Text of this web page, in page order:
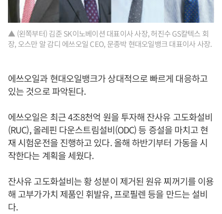
▲ (왼쪽부터) 김준 SK이노베이션 대표이사 사장, 허진수 GS칼텍스 회
장, 오스만 알 감디 에쓰오일 CEO, 문종박 현대오일뱅크 대표이사 사장.
에쓰오일과 현대오일뱅크가 상대적으로 빠르게 대응하고
있는 것으로 파악된다.
에쓰오일은 최근 4조8천억 원을 투자해 잔사유 고도화설비
(RUC), 올레핀 다운스트림설비(ODC) 등 증설을 마치고 현
재 시험운전을 진행하고 있다. 올해 하반기부터 가동을 시
작한다는 계획을 세웠다.
잔사유 고도화설비는 황 성분이 제거된 원유 찌꺼기를 이용
해 고부가가치 제품인 휘발유, 프로필렌 등을 만드는 설비
다.